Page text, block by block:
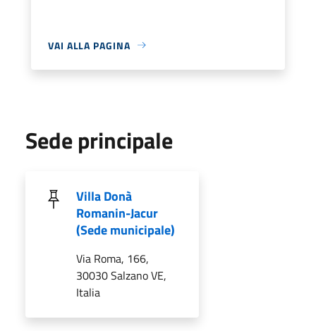
VAI ALLA PAGINA
Sede principale
Villa Donà
Romanin-Jacur
(Sede municipale)
Via Roma, 166,
30030 Salzano VE,
Italia